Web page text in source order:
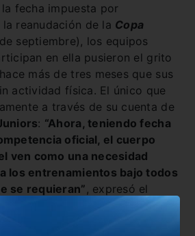
fecha impuesta por
reanudación de la Copa
septiembre), los equipos
en ella pusieron el grito
más de tres meses que sus
actividad física. El único que
a través de su cuenta de
: “Ahora, teniendo fecha
oficial, el cuerpo
ven como una necesidad
los entrenamientos bajo todos
se requieran” , expresó el